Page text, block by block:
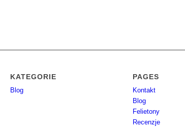
KATEGORIE
Blog
PAGES
Kontakt
Blog
Felietony
Recenzje